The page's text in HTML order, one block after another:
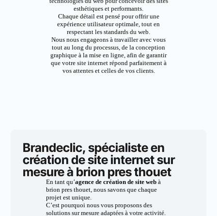
esthétiques et performants.
Chaque détail est pensé pour offrir une
expérience utilisateur optimale, tout en
respectant les standards du web.
Nous nous engageons à travailler avec vous
tout au long du processus, de la conception
graphique à la mise en ligne, afin de garantir
que votre site internet répond parfaitement à
vos attentes et celles de vos clients.
Brandeclic, spécialiste en
création de site internet sur
mesure à brion pres thouet
En tant qu’agence de création de site webà
brion pres thouet, nous savons que chaque
projet est unique.
C’est pourquoi nous vous proposons des
solutions sur mesure adaptées à votre activité.